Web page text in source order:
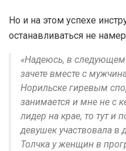
Но и на этом успехе
останавливаться не
«Надеюсь, в следующем
зачете вместе с
Норильске гиревым
занимается и мне не с
лидер на крае, то тут и
девушек участвовала в
Толчка у женщин в